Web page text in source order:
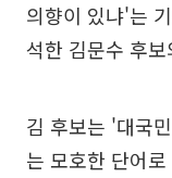
의향이 있냐'는
석한 김문수 후
김 후보는 '대국
는 모호한 단어